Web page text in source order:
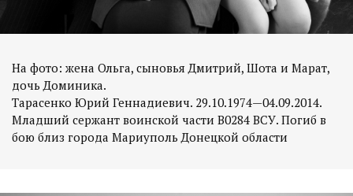
На фото: жена Ольга, сыновья Дмитрий, Шота и Марат,
дочь Доминика.
Тарасенко Юрий Геннадиевич. 29.10.1974—04.09.2014.
Младший сержант воинской части В0284 ВСУ. Погиб в